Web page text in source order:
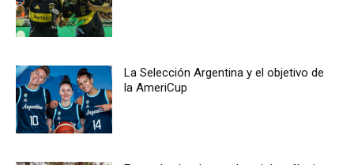
La Selección Argentina y el objetivo de
la AmeriCup